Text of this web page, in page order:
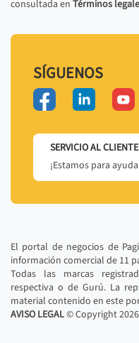
consultada en Términos
SÍGUENOS
SERVICIO AL CLIENTE
¡Estamos para
El portal de negocios de
información comercial de 11
Todas las marcas
respectiva o de Gurú. La
material contenido en este
AVISO LEGAL© Copyright2026